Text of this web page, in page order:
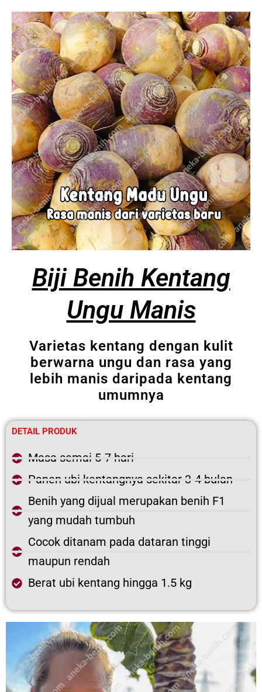
Biji Benih Kentang
Ungu Manis
Varietas kentang dengan kulit
berwarna ungu dan rasa yang
lebih manis daripada kentang
umumnya
DETAIL PRODUK
Masa semai 5-7 hari
Panen ubi kentangnya sekitar 3-4 bulan
Benih yang dijual merupakan benih F1
yang mudah tumbuh
Cocok ditanam pada dataran tinggi
maupun rendah
Berat ubi kentang hingga 1.5 kg